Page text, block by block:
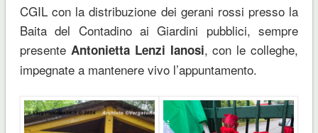
CGIL con la distribuzione dei gerani rossi presso la
Baita del Contadino ai Giardini pubblici, sempre
presente Antonietta Lenzi Ianosi, con le colleghe,
impegnate a mantenere vivo l’appuntamento.